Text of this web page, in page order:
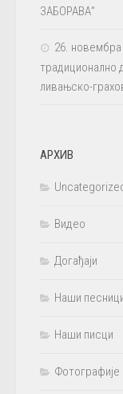
ЗАБОРАВА”
26. новембра
ливањско-
АРХИВ
Видео
Догађаји
Наши
Наши писци
Фотографије